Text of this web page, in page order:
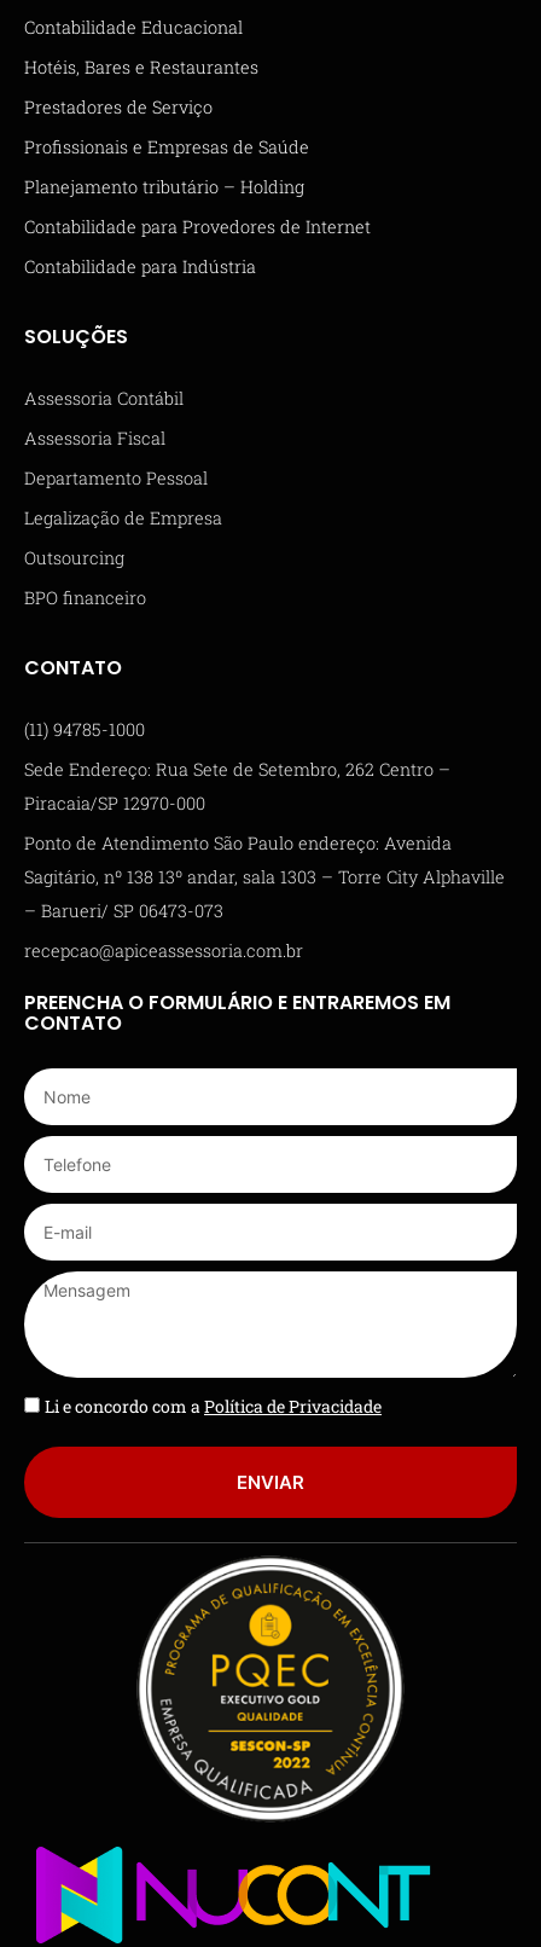
Contabilidade Educacional
Hotéis, Bares e Restaurantes
Prestadores de Serviço
Profissionais e Empresas de Saúde
Planejamento tributário – Holding
Contabilidade para Provedores de Internet
Contabilidade para Indústria
SOLUÇÕES
Assessoria Contábil
Assessoria Fiscal
Departamento Pessoal
Legalização de Empresa
Outsourcing
BPO financeiro
CONTATO
(11) 94785-1000
Sede Endereço: Rua Sete de Setembro, 262 Centro –
Piracaia/SP 12970-000
Ponto de Atendimento São Paulo endereço: Avenida
Sagitário, nº 138 13º andar, sala 1303 – Torre City Alphaville
– Barueri/ SP 06473-073
recepcao@apiceassessoria.com.br
PREENCHA O FORMULÁRIO E ENTRAREMOS EM
CONTATO
Li e concordo com aPolítica de Privacidade
ENVIAR